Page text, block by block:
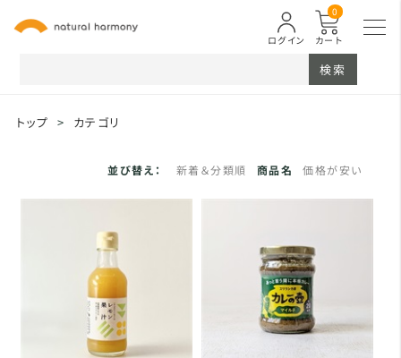
カート
0
ログイン
検索
トップ > カテゴリ
並び替え： 新着＆分類順 商品名 価格が安い